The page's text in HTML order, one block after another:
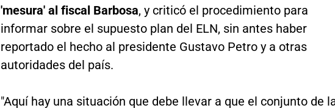
'mesura' al fiscal Barbosa, y criticó el procedimiento para
informar sobre el supuesto plan del ELN, sin antes haber
reportado el hecho al presidente Gustavo Petro y a otras
autoridades del país.
"Aquí hay una situación que debe llevar a que el conjunto de